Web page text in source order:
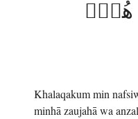
هُوَۚ
Khalaqakum min
minhā zaujahā wa